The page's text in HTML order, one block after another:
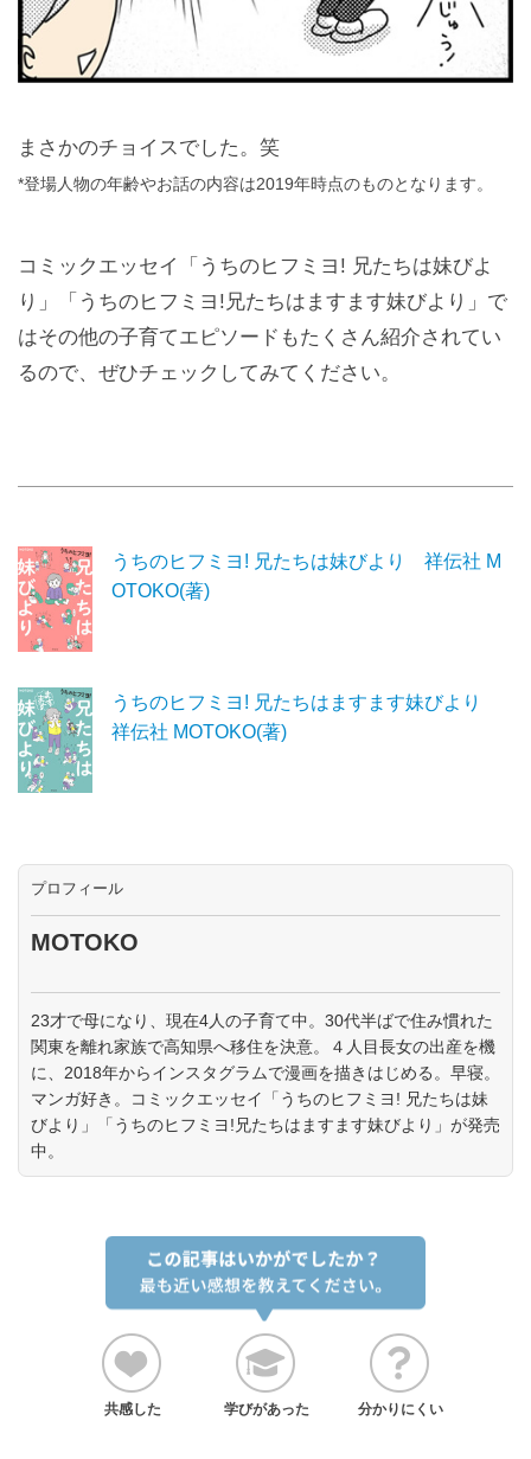
まさかのチョイスでした。笑
*登場人物の年齢やお話の内容は2019年時点のものとなります。
コミックエッセイ「うちのヒフミヨ! 兄たちは妹びよ
り」「うちのヒフミヨ!兄たちはますます妹びより」で
はその他の子育てエピソードもたくさん紹介されてい
るので、ぜひチェックしてみてください。
うちのヒフミヨ! 兄たちは妹びより 祥伝社 M
OTOKO(著)
うちのヒフミヨ! 兄たちはますます妹びより
祥伝社 MOTOKO(著)
プロフィール
MOTOKO
23才で母になり、現在4人の子育て中。30代半ばで住み慣れた
関東を離れ家族で高知県へ移住を決意。４人目長女の出産を機
に、2018年からインスタグラムで漫画を描きはじめる。早寝。
マンガ好き。コミックエッセイ「うちのヒフミヨ! 兄たちは妹
びより」「うちのヒフミヨ!兄たちはますます妹びより」が発売
中。
共感した 学びがあった 分かりにくい